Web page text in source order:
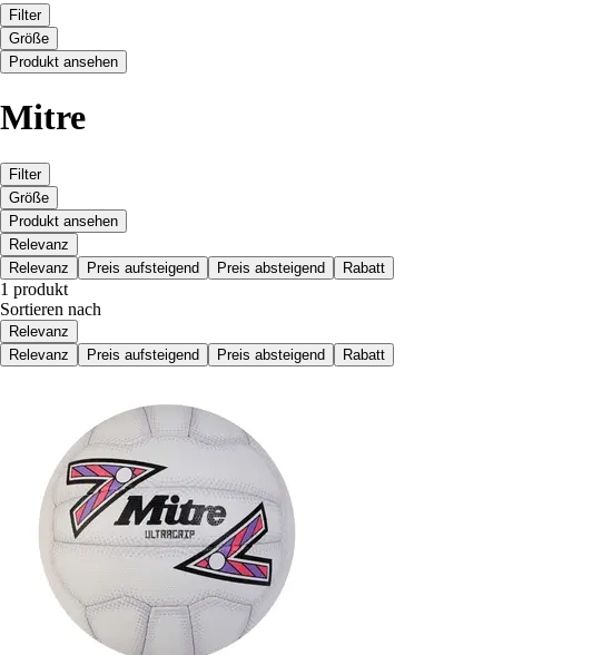
Filter
Größe
Produkt ansehen
Mitre
Filter
Größe
Produkt ansehen
Relevanz
Relevanz
Preis aufsteigend Preis absteigend Rabatt
1 produkt
Sortieren nach
Relevanz
Relevanz
Preis aufsteigend Preis absteigend Rabatt